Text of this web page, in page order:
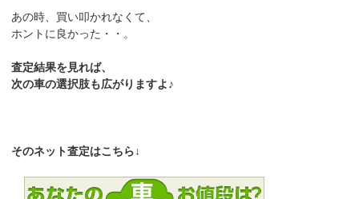
あの時、買い叩かれなくて、
ホントに良かった・・。
査定結果を見れば、
次の車の選択肢も広がりますよ♪
そのネット査定はこちら↓